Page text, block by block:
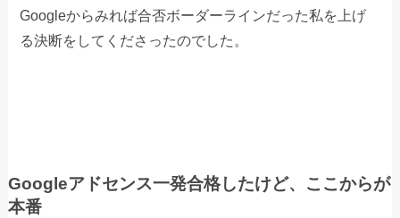
Googleからみれば合否ボーダーラインだった私を上げ
る決断をしてくださったのでした。
Googleアドセンス一発合格したけど、ここからが
本番